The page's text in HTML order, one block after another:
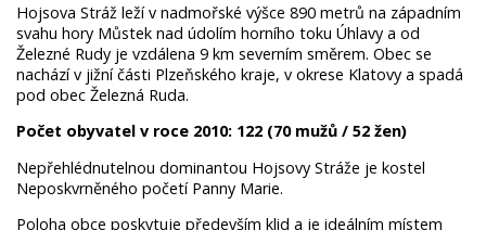
Hojsova Stráž leží v nadmořské výšce 890 metrů na západním
svahu hory Můstek nad údolím horního toku Úhlavy a od
Železné Rudy je vzdálena 9 km severním směrem. Obec se
nachází v jižní části Plzeňského kraje, v okrese Klatovy a spadá
pod obec Železná Ruda.
Počet obyvatel v roce 2010: 122 (70 mužů / 52 žen)
Nepřehlédnutelnou dominantou Hojsovy Stráže je kostel
Neposkvrněného početí Panny Marie.
Poloha obce poskytuje především klid a je ideálním místem